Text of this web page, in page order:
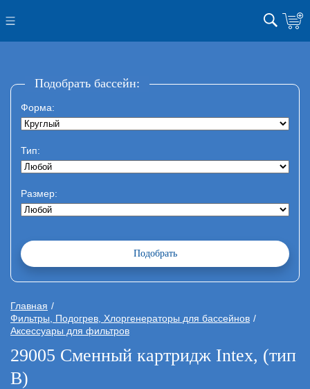
Подобрать бассейн:
Форма:
Тип:
Размер:
Главная
Фильтры, Подогрев, Хлоргенераторы для бассейнов
Аксессуары для фильтров
29005 Сменный картридж Intex, (тип
В)